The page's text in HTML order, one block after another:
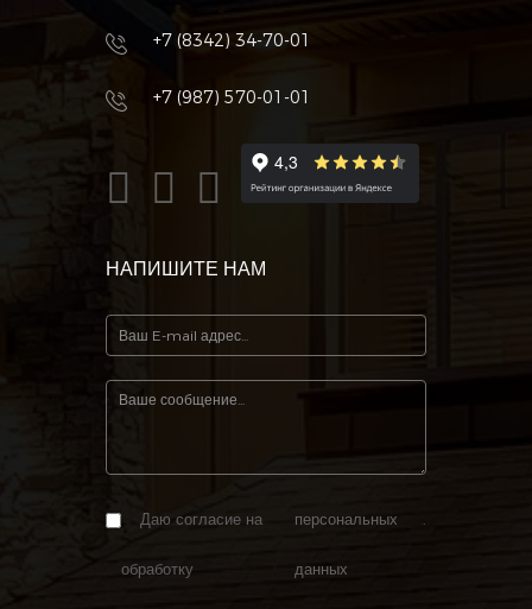
+7 (8342) 34-70-01
+7 (987) 570-01-01
НАПИШИТЕ НАМ
Даю согласие на
обработку
персональных
данных
.